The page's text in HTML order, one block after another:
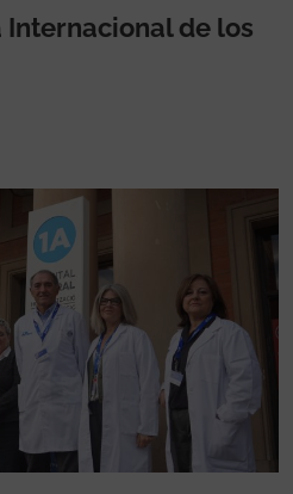
Internacional de los